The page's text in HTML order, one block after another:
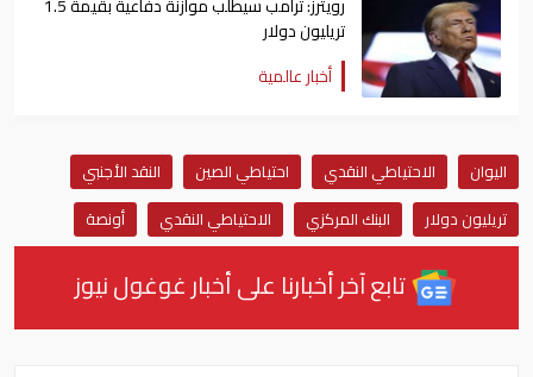
رويترز: ترامب سيطلب موازنة دفاعية بقيمة 1.5
تريليون دولار
أخبار عالمية
اليوان الاحتياطي النقدي احتياطي الصين
النقد الأجنبي
تريليون دولار
البنك المركزي الاحتياطي النقدي أونصة
تابع آخر أخبارنا على أخبار غوغول نيوز